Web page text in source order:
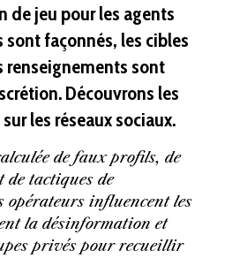
de jeu pour les agents
sont façonnés, les cibles
renseignements sont
Découvrons les
les réseaux sociaux.
de faux profils, de
de tactiques de
opérateurs influencent les
la désinformation et
privés pour recueillir